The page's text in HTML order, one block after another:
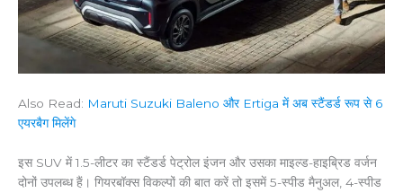
Also Read: Maruti Suzuki Baleno और Ertiga में अब स्टैंडर्ड रूप से 6
एयरबैग मिलेंगे
इस SUV में 1.5-लीटर का स्टैंडर्ड पेट्रोल इंजन और उसका माइल्ड-हाइब्रिड वर्जन
दोनों उपलब्ध हैं। गियरबॉक्स विकल्पों की बात करें तो इसमें 5-स्पीड मैनुअल, 4-स्पीड